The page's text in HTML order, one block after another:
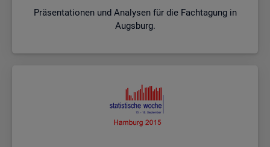
Präsentationen und Analysen für die Fachtagung in
Augsburg.